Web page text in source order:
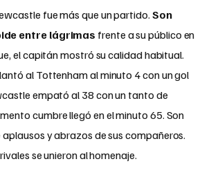
fue más que un partido. Son
entre lágrimas frente a su público en
el capitán mostró su calidad habitual.
al Tottenham al minuto 4 con un gol
empató al 38 con un tanto de
cumbre llegó en el minuto 65. Son
y abrazos de sus compañeros.
se unieron al homenaje.